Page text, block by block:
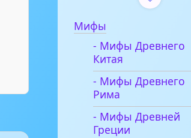
Мифы
- Мифы Древнего
Китая
- Мифы Древнего
Рима
- Мифы Древней
Греции